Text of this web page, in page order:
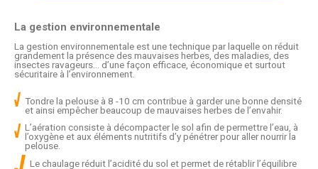
La gestion environnementale
La gestion environnementale est une technique par laquelle on réduit
grandement la présence des mauvaises herbes, des maladies, des
insectes ravageurs… d’une façon efficace, économique et surtout
sécuritaire à l’environnement.
Tondre la pelouse à 8 -10 cm contribue à garder une bonne densité
et ainsi empêcher beaucoup de mauvaises herbes de l’envahir.
L’aération consiste à décompacter le sol afin de permettre l’eau, à
l’oxygène et aux éléments nutritifs d’y pénétrer pour aller nourrir la
pelouse.
Le chaulage réduit l’acidité du sol et permet de rétablir l’équilibre